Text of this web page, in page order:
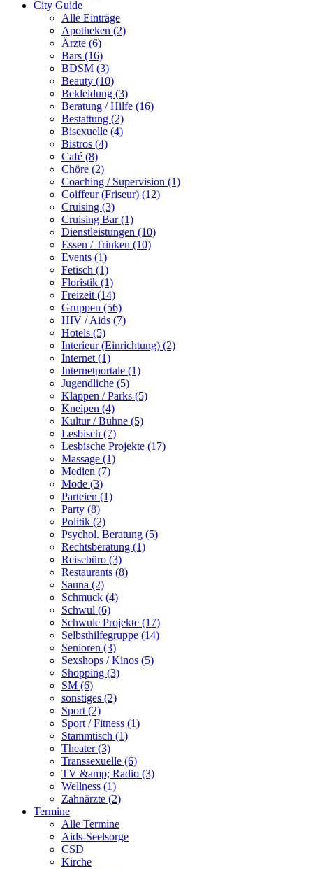
City Guide
Alle Einträge
Apotheken (2)
Ärzte (6)
Bars (16)
BDSM (3)
Beauty (10)
Bekleidung (3)
Beratung / Hilfe (16)
Bestattung (2)
Bisexuelle (4)
Bistros (4)
Café (8)
Chöre (2)
Coaching / Supervision (1)
Coiffeur (Friseur) (12)
Cruising (3)
Cruising Bar (1)
Dienstleistungen (10)
Essen / Trinken (10)
Events (1)
Fetisch (1)
Floristik (1)
Freizeit (14)
Gruppen (56)
HIV / Aids (7)
Hotels (5)
Interieur (Einrichtung) (2)
Internet (1)
Internetportale (1)
Jugendliche (5)
Klappen / Parks (5)
Kneipen (4)
Kultur / Bühne (5)
Lesbisch (7)
Lesbische Projekte (17)
Massage (1)
Medien (7)
Mode (3)
Parteien (1)
Party (8)
Politik (2)
Psychol. Beratung (5)
Rechtsberatung (1)
Reisebüro (3)
Restaurants (8)
Sauna (2)
Schmuck (4)
Schwul (6)
Schwule Projekte (17)
Selbsthilfegruppe (14)
Senioren (3)
Sexshops / Kinos (5)
Shopping (3)
SM (6)
sonstiges (2)
Sport (2)
Sport / Fitness (1)
Stammtisch (1)
Theater (3)
Transsexuelle (6)
TV &amp; Radio (3)
Wellness (1)
Zahnärzte (2)
Termine
Alle Termine
Aids-Seelsorge
CSD
Kirche